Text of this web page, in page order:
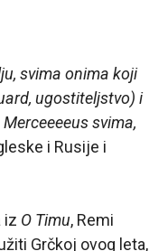
svima onima koji
ugostiteljstvo) i
svima,
i Rusije i
iz O Timu, Remi
Grčkoj ovog leta,